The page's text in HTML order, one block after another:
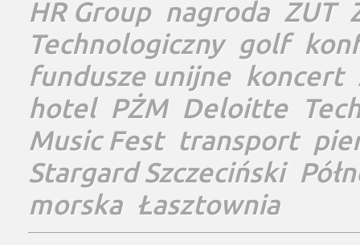
HR Group nagroda ZUT
Technologiczny golf
fundusze unijne koncert
hotel PŻM Deloitte
Music Fest transport
Stargard Szczeciński
morska Łasztownia